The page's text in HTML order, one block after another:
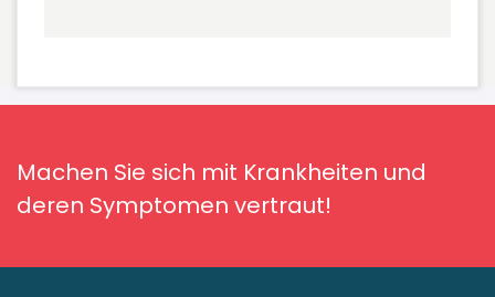
Machen Sie sich mit Krankheiten und
deren Symptomen vertraut!